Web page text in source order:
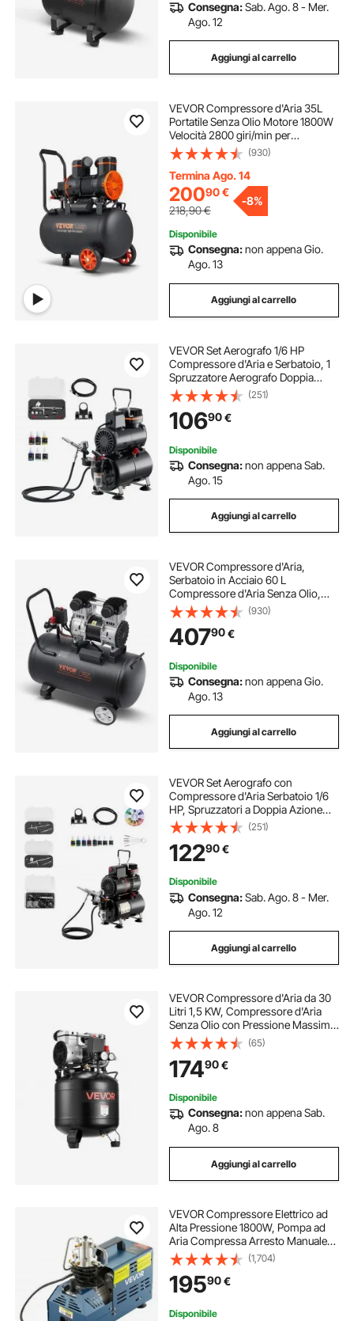
Consegna:Sab. Ago. 8 - Mer.
Ago. 12
Aggiungi al carrello
VEVOR Compressore d'Aria 35L
Portatile Senza Olio Motore 1800W
Velocità 2800 giri/min per
Aerografo Inchiodatura,
Compressore d'Aria a Secco
Portatile Rumore 70dB 2 Silenziatori
Temperatura -50℃ - 40℃
(930)
Termina Ago. 14
20090€
218,90€
-8%
Disponibile
Consegna:non appena Gio.
Ago. 13
Aggiungi al carrello
VEVOR Set Aerografo 1/6 HP
Compressore d'Aria e Serbatoio, 1
Spruzzatore Aerografo Doppia
Azione con 3 Ugelli (0,2/0,3/0,5
mm) Flusso d'Aria 23-25 L/min,
Decorazione di Torte, Pittura di
Modelli
(251)
10690€
Disponibile
Consegna:non appena Sab.
Ago. 15
Aggiungi al carrello
VEVOR Compressore d'Aria,
Serbatoio in Acciaio 60 L
Compressore d'Aria Senza Olio,
Compressore Portatile Ultra
Silenzioso da 78 dB per Riparazioni
Auto, Gonfiaggio Pneumatici,
Verniciatura a Spruzzo
(930)
40790€
Disponibile
Consegna:non appena Gio.
Ago. 13
Aggiungi al carrello
VEVOR Set Aerografo con
Compressore d'Aria Serbatoio 1/6
HP, Spruzzatori a Doppia Azione
Ugelli 0,3/0,3/0,5 mm Vernice
Acrilica Ventole, Kit Aerografo per
Decorazione di Pittura, Modelli
(251)
12290€
Disponibile
Consegna:Sab. Ago. 8 - Mer.
Ago. 12
Aggiungi al carrello
VEVOR Compressore d'Aria da 30
Litri 1,5 KW, Compressore d'Aria
Senza Olio con Pressione Massima
di 10 Bar, per Riparazioni Auto,
Gonfiaggio Pneumatici, Verniciatura
a Spruzzo, Chiodatura di Legno
(65)
17490€
Disponibile
Consegna:non appena Sab.
Ago. 8
Aggiungi al carrello
VEVOR Compressore Elettrico ad
Alta Pressione 1800W, Pompa ad
Aria Compressa Arresto Manuale
4500 PSI, Adatta per Bombole
Subacquee, Carabine PCP,
Bombole di Paintball
(1,704)
19590€
Disponibile